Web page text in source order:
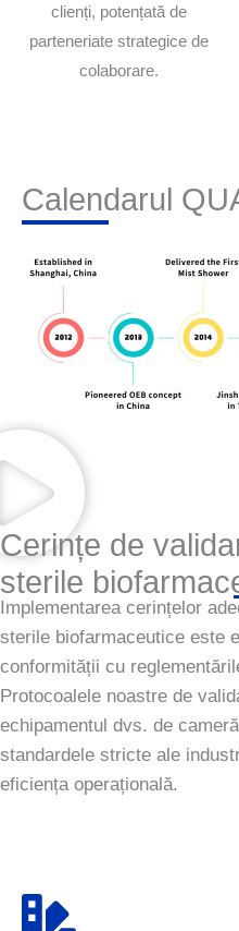
clienți, potențată de
parteneriate strategice de
colaborare.
Calendarul
Cerințe de
sterile
Implementarea cerințelor
sterile biofarmaceutice este
conformității cu
Protocoalele noastre de
echipamentul dvs. de
standardele stricte ale
eficiența operațională.